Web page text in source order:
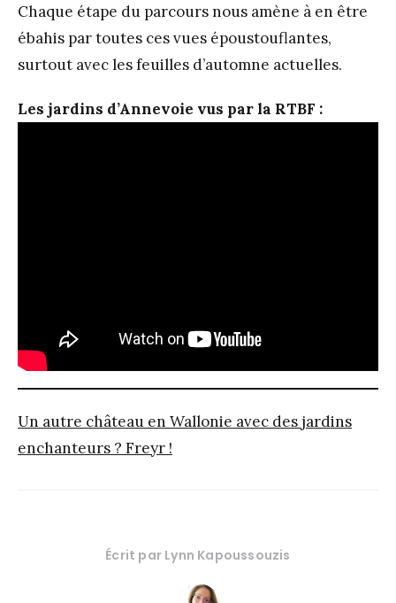
Chaque étape du parcours nous amène à en être
ébahis par toutes ces vues époustouflantes,
surtout avec les feuilles d’automne actuelles.
Les jardins d’Annevoie vus par la RTBF :
Un autre château en Wallonie avec des jardins
enchanteurs ? Freyr !
Écrit par Lynn Kapoussouzis